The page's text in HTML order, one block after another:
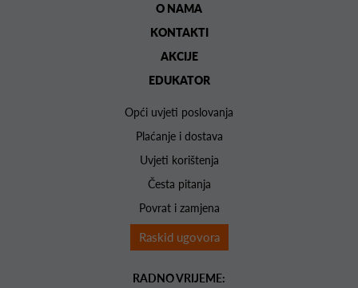
O NAMA
KONTAKTI
AKCIJE
EDUKATOR
Opći uvjeti poslovanja
Plaćanje i dostava
Uvjeti korištenja
Česta pitanja
Povrat i zamjena
Raskid ugovora
RADNO VRIJEME: